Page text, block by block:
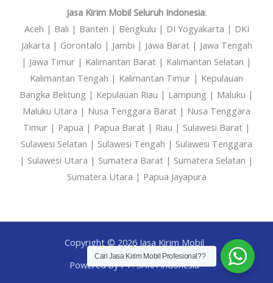
Jasa Kirim Mobil Seluruh Indonesia:
Aceh | Bali | Banten | Bengkulu | DI Yogyakarta | DKI
Jakarta | Gorontalo | Jambi | Jawa Barat | Jawa Tengah
| Jawa Timur | Kalimantan Barat | Kalimantan Selatan |
Kalimantan Tengah | Kalimantan Timur | Kepulauan
Bangka Belitung | Kepulauan Riau | Lampung | Maluku |
Maluku Utara | Nusa Tenggara Barat | Nusa Tenggara
Timur | Papua | Papua Barat | Riau | Sulawesi Barat |
Sulawesi Selatan | Sulawesi Tengah | Sulawesi Tenggara
| Sulawesi Utara | Sumatera Barat | Sumatera Selatan |
Sumatera Utara | Papua Jayapura
Copyright © 2026 Jasa Kirim Mobil
Powered by PT. SAKA Indonesia
Cari Jasa Kirim Mobil Profesional??